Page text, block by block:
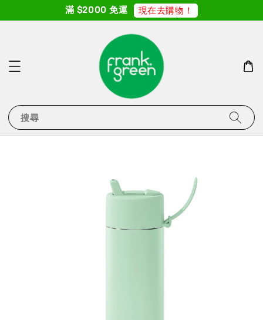
滿 $2000 免運 現在去購物！
搜尋